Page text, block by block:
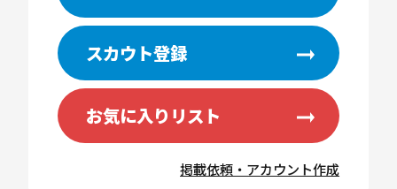
スカウト登録
お気に入りリスト
掲載依頼・アカウント作成